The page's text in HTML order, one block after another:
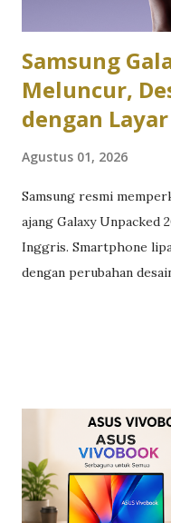
sekadar mengejar
ExpertBook langsung
Samsung
Meluncur,
dengan
Agustus 01, 2026
Samsung resmi
ajang Galaxy Unpacked
Inggris. Smartphone
dengan perubahan
Fold8 mengusung bodi
sementara saat dibuka
mm. Desain baru
bentuk menyerupai
sekaligus memberikan